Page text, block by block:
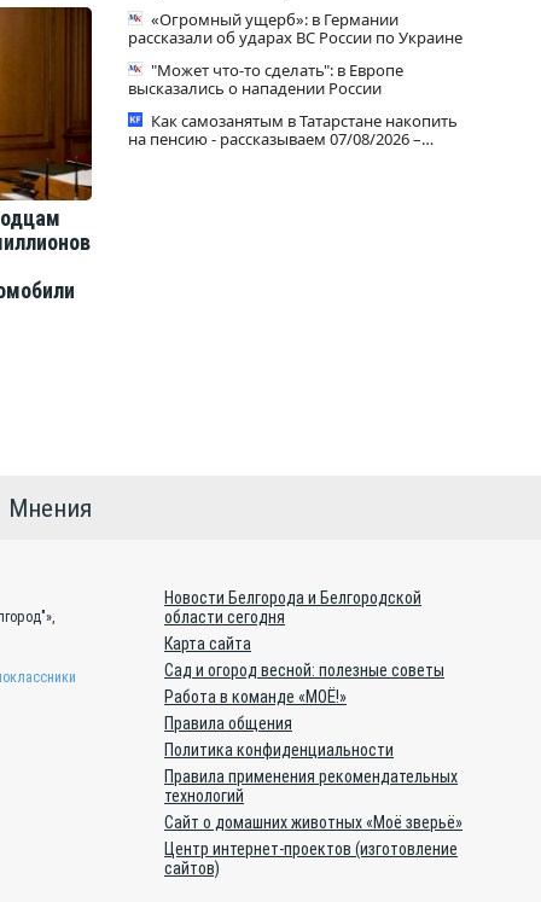
«Огромный ущерб»: в Германии
рассказали об ударах ВС России по Украине
"Может что-то сделать": в Европе
высказались о нападении России
Как самозанятым в Татарстане накопить
на пенсию - рассказываем 07/08/2026 –
Мнения
Новости Белгорода и Белгородской
области сегодня
Карта сайта
Сад и огород весной: полезные советы
Работа в команде «МОЁ!»
Правила общения
Политика конфиденциальности
Правила применения рекомендательных
технологий
Сайт о домашних животных «Моё зверьё»
Центр интернет-проектов (изготовление
сайтов)